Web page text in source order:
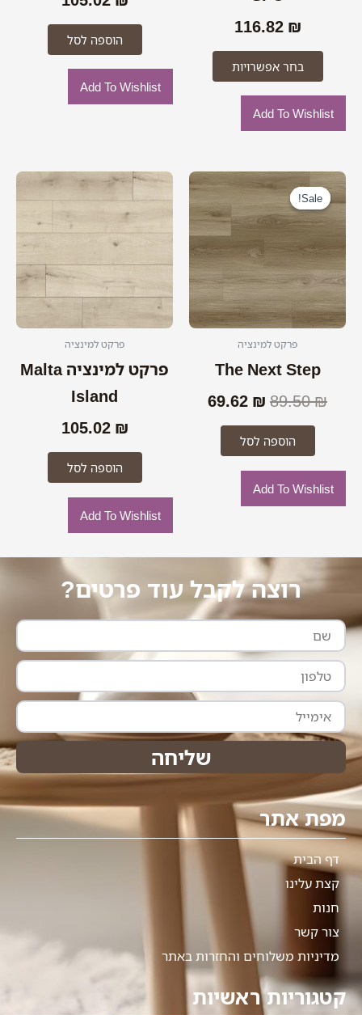
116.82 ₪
בחר אפשרויות
Add To Wishlist
הוספה לסל
Add To Wishlist
Sale!
Sale!
פרקט למינציה
The Next Step
89.50₪
המחיר
המקורי
היה:
89.50 ₪.
69.62 ₪
המחיר
הנוכחי
הוא:
69.62 ₪.
הוספה לסל
Add To Wishlist
פרקט למינציה
פרקט למינציה Malta
Island
105.02 ₪
הוספה לסל
Add To Wishlist
רוצה לקבל עוד פרטים?
שם
טלפון
אימייל
שליחה
מפת אתר
דף הבית
קצת עלינו
חנות
צור קשר
מדיניות משלוחים והחזרות באתר
קטגוריות ראשיות